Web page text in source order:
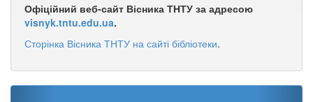
Офіційний веб-сайт Вісника ТНТУ за адресою
visnyk.tntu.edu.ua.
Сторінка Вісника ТНТУ на сайті бібліотеки.